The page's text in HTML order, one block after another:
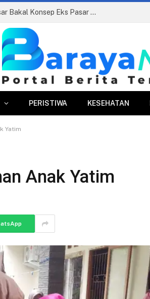
Pasar Merdeka Segera Beroperasi, PPJ Siapkan Relokasi Ratusan Pedagang dan PKL
PERISTIWA KESEHATAN
Yatim
Anak Yatim